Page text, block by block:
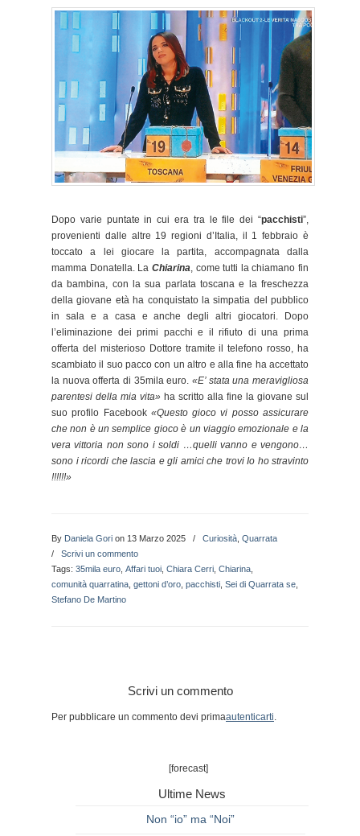
Dopo varie puntate in cui era tra le file dei “pacchisti”,
provenienti dalle altre 19 regioni d’Italia, il 1 febbraio è
toccato a lei giocare la partita, accompagnata dalla
mamma Donatella. La Chiarina, come tutti la chiamano fin
da bambina, con la sua parlata toscana e la freschezza
della giovane età ha conquistato la simpatia del pubblico
in sala e a casa e anche degli altri giocatori. Dopo
l’eliminazione dei primi pacchi e il rifiuto di una prima
offerta del misterioso Dottore tramite il telefono rosso, ha
scambiato il suo pacco con un altro e alla fine ha accettato
la nuova offerta di 35mila euro. «E’ stata una meravigliosa
parentesi della mia vita» ha scritto alla fine la giovane sul
suo profilo Facebook «Questo gioco vi posso assicurare
che non è un semplice gioco è un viaggio emozionale e la
vera vittoria non sono i soldi …quelli vanno e vengono…
sono i ricordi che lascia e gli amici che trovi Io ho stravinto
!!!!!!»
By Daniela Gori on 13 Marzo 2025 / Curiosità Quarrata
/ Scrivi un commento
Tags: 35mila euro Affari tuoi Chiara Cerri Chiarina
comunità quarratina gettoni d’oro pacchisti Sei di Quarrata se
Stefano De Martino
Scrivi un commento
Per pubblicare un commento devi primaautenticarti.
[forecast]
Ultime News
Non “io” ma “Noi”